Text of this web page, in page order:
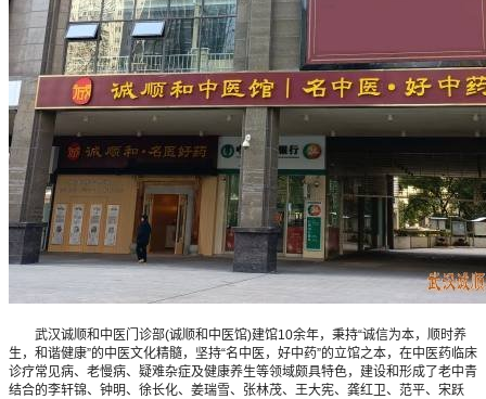
武汉诚顺和中医门诊部(诚顺和中医馆)建馆10余年，秉持“诚信为本，顺时养
生，和谐健康”的中医文化精髓，坚持“名中医，好中药”的立馆之本，在中医药临床
诊疗常见病、老慢病、疑难杂症及健康养生等领域颇具特色，建设和形成了老中青
结合的李轩锦、钟明、徐长化、姜瑞雪、张林茂、王大宪、龚红卫、范平、宋跃